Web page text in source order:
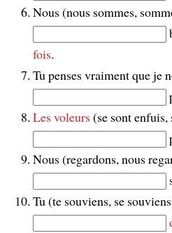
Nous (nous sommes,
fois.
Tu penses vraiment que je
Les voleurs(se sont enfuis,
Nous (regardons, nous
Tu (te souviens, se